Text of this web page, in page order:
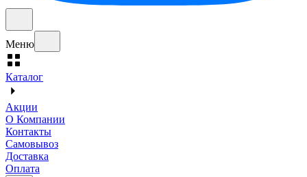
Меню
Каталог
Акции
О Компании
Контакты
Самовывоз
Доставка
Оплата